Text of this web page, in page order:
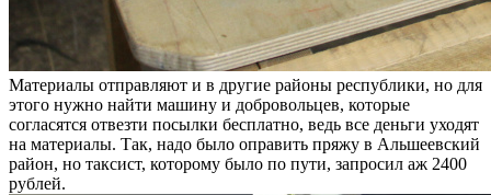
Материалы отправляют и в другие районы республики, но для
этого нужно найти машину и добровольцев, которые
согласятся отвезти посылки бесплатно, ведь все деньги уходят
на материалы. Так, надо было оправить пряжу в Альшеевский
район, но таксист, которому было по пути, запросил аж 2400
рублей.